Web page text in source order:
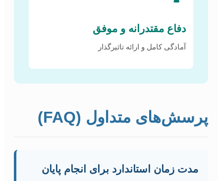
دفاع مقتدرانه و موفق
آمادگی کامل و ارائه تاثیرگذار
پرسش‌های متداول (FAQ)
مدت زمان استاندارد برای انجام پایان